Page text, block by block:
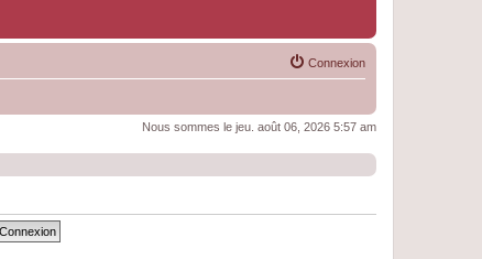
Connexion
Nous sommes le jeu. août 06, 2026 5:57 am